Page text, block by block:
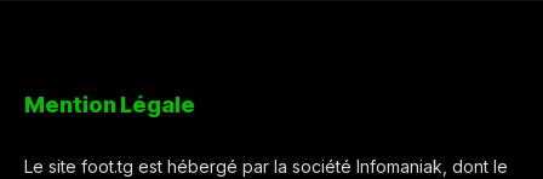
Mention Légale
Le site foot.tg est hébergé par la société Infomaniak, dont le